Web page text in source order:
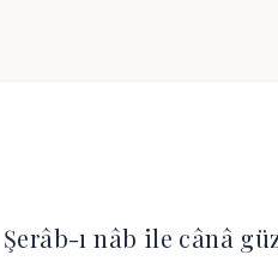
Şerâb-ı nâb ile cânâ